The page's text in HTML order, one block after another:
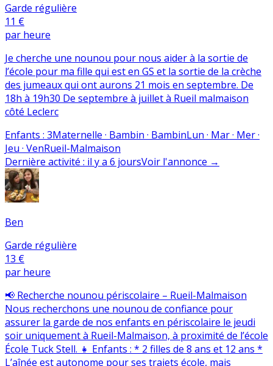
Garde régulière
11 €
par heure
Je cherche une nounou pour nous aider à la sortie de
l’école pour ma fille qui est en GS et la sortie de la crèche
des jumeaux qui ont aurons 21 mois en septembre. De
18h à 19h30 De septembre à juillet à Rueil malmaison
côté Leclerc
Enfants : 3Maternelle · Bambin · BambinLun · Mar · Mer ·
Jeu · VenRueil-Malmaison
Dernière activité : il y a 6 joursVoir l'annonce →
Ben
Garde régulière
13 €
par heure
📢 Recherche nounou périscolaire – Rueil-Malmaison
Nous recherchons une nounou de confiance pour
assurer la garde de nos enfants en périscolaire le jeudi
soir uniquement à Rueil-Malmaison, à proximité de l’école
École Tuck Stell. 👧 Enfants : * 2 filles de 8 ans et 12 ans *
L’aînée est autonome pour ses trajets école, mais